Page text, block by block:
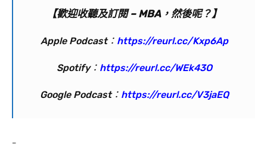
【歡迎收聽及訂閱 – MBA，然後呢？】
Apple Podcast： https://reurl.cc/Kxp6Ap
Spotify： https://reurl.cc/WEk43O
Google Podcast： https://reurl.cc/V3jaEQ
–